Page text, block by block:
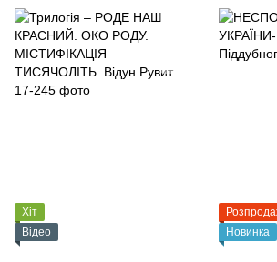
Хіт
Відео
Новинка